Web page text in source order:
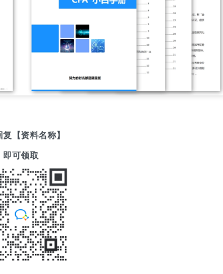
【资料名称】
即可领取